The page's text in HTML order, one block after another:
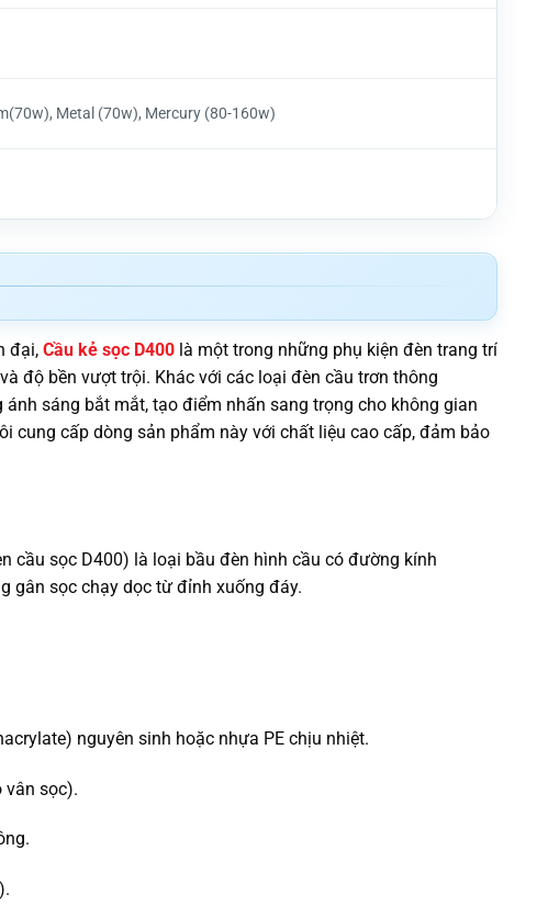
Metal (70w), Mercury (80-160w)
đại, Cầu kẻ sọc D400 là một trong những phụ kiện đèn trang trí
độ bền vượt trội. Khác với các loại đèn cầu trơn thông
sáng bắt mắt, tạo điểm nhấn sang trọng cho không gian
cung cấp dòng sản phẩm này với chất liệu cao cấp, đảm bảo
cầu sọc D400) là loại bầu đèn hình cầu có đường kính
gân sọc chạy dọc từ đỉnh xuống đáy.
nguyên sinh hoặc nhựa PE chịu nhiệt.
vân sọc).